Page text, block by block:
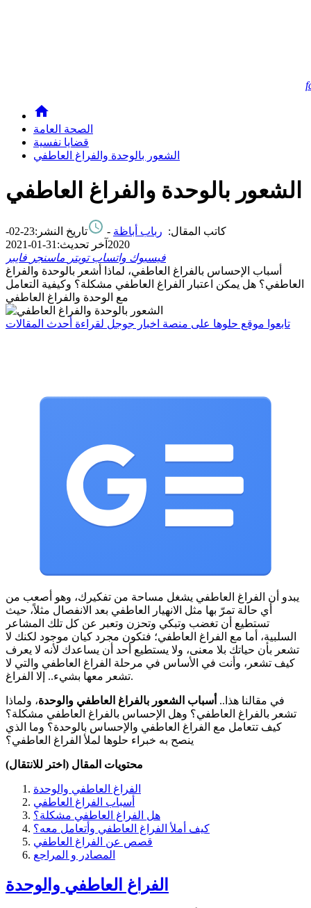
الصحة العامة
قضايا نفسية
الشعور بالوحدة والفراغ العاطفي
الشعور بالوحدة والفراغ العاطفي
كاتب المقال: رباب أباظة - تاريخ النشر:
23-02-
2020 آخر تحديث: 31-01-2021
فيسبوك واتساب تويتر ماسنجر فايبر
أسباب الإحساس بالفراغ العاطفي، لماذا أشعر بالوحدة والفراغ
العاطفي؟ هل يمكن اعتبار الفراغ العاطفي مشكلة؟ وكيفية التعامل
مع الوحدة والفراغ العاطفي
تابعوا موقع حلوها على منصة اخبار جوجل لقراءة أحدث المقالات
يبدو أن الفراغ العاطفي يشغل مساحة من تفكيرك، وهو أصعب من
أي حالة تمرّ بها مثل الانهيار العاطفي بعد الانفصال مثلاً، حيث
تستطيع أن تغضب وتبكي وتحزن وتعبر عن كل تلك المشاعر
السلبية، أما مع الفراغ العاطفي؛ فتكون مجرد كيان موجود لكنك لا
تشعر بأن حياتك بلا معنى، ولا يستطيع أحد أن يساعدك لأنه لا يعرف
كيف تشعر، وأنت في الأساس في مرحلة الفراغ العاطفي والتي لا
تشعر معها بشيء.. إلا الفراغ.
في مقالنا هذا.. أسباب الشعور بالفراغ العاطفي والوحدة، ولماذا
تشعر بالفراغ العاطفي؟ وهل الإحساس بالفراغ العاطفي مشكلة؟
كيف تتعامل مع الفراغ العاطفي والإحساس بالوحدة؟ وما الذي
ينصح به خبراء حلوها لملأ الفراغ العاطفي؟
محتويات المقال (اختر للانتقال)
الفراغ العاطفي والوحدة
أسباب الفراغ العاطفي
هل الفراغ العاطفي مشكلة؟
كيف أملأ الفراغ العاطفي وأتعامل معه؟
قصص عن الفراغ العاطفي
المصادر و المراجع
الفراغ العاطفي والوحدة